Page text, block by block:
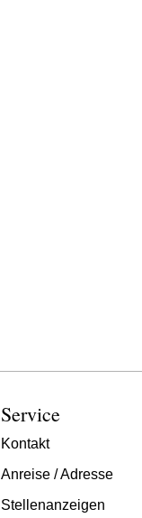
Service
Kontakt
Anreise / Adresse
Stellenanzeigen